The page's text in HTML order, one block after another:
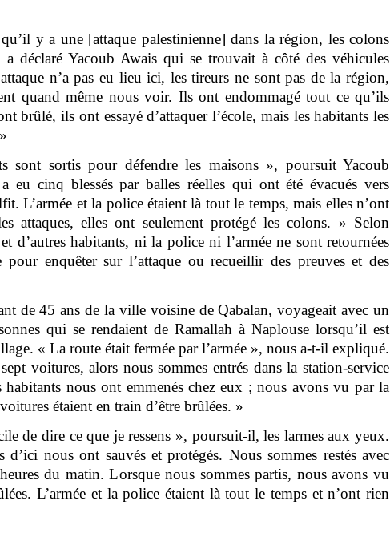
y a une [attaque palestinienne] dans la région, les colons
déclaré Yacoub Awais qui se trouvait à côté des véhicules
n’a pas eu lieu ici, les tireurs ne sont pas de la région,
quand même nous voir. Ils ont endommagé tout ce qu’ils
brûlé, ils ont essayé d’attaquer l’école, mais les habitants les
sont sortis pour défendre les maisons », poursuit Yacoub
eu cinq blessés par balles réelles qui ont été évacués vers
L’armée et la police étaient là tout le temps, mais elles n’ont
attaques, elles ont seulement protégé les colons. » Selon
d’autres habitants, ni la police ni l’armée ne sont retournées
enquêter sur l’attaque ou recueillir des preuves et des
de 45 ans de la ville voisine de Qabalan, voyageait avec un
qui se rendaient de Ramallah à Naplouse lorsqu’il est
« La route était fermée par l’armée », nous a-t-il expliqué.
voitures, alors nous sommes entrés dans la station-service
nous ont emmenés chez eux ; nous avons vu par la
étaient en train d’être brûlées. »
de dire ce que je ressens », poursuit-il, les larmes aux yeux.
d’ici nous ont sauvés et protégés. Nous sommes restés avec
du matin. Lorsque nous sommes partis, nous avons vu
L’armée et la police étaient là tout le temps et n’ont rien